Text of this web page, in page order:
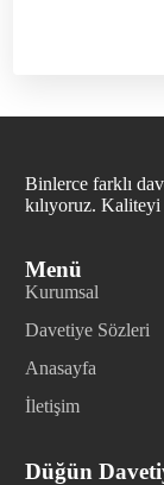
Binlerce farklı
kılıyoruz.
Menü
Kurumsal
Davetiye Sözleri
Anasayfa
İletişim
Düğün